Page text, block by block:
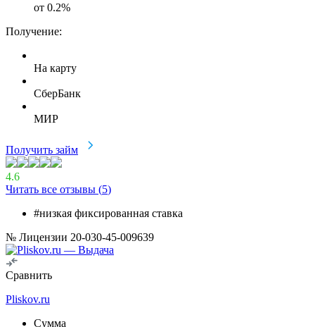
от 0.2%
Получение:
На карту
СберБанк
МИР
Получить займ
4.6
Читать все отзывы (5)
#низкая фиксированная ставка
№ Лицензии 20-030-45-009639
Сравнить
Pliskov.ru
Сумма